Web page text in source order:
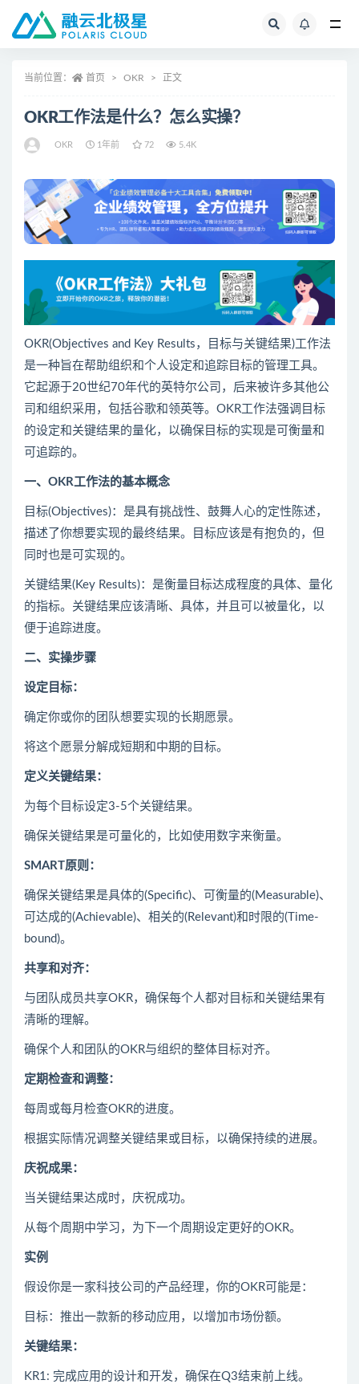
当前位置： 首页 OKR 正文
OKR工作法是什么？怎么实操？
OKR 1年前 72 5.4K
OKR(Objectives and Key Results，目标与关键结果)工作法
是一种旨在帮助组织和个人设定和追踪目标的管理工具。
它起源于20世纪70年代的英特尔公司，后来被许多其他公
司和组织采用，包括谷歌和领英等。OKR工作法强调目标
的设定和关键结果的量化，以确保目标的实现是可衡量和
可追踪的。
一、OKR工作法的基本概念
目标(Objectives)：是具有挑战性、鼓舞人心的定性陈述，
描述了你想要实现的最终结果。目标应该是有抱负的，但
同时也是可实现的。
关键结果(Key Results)：是衡量目标达成程度的具体、量化
的指标。关键结果应该清晰、具体，并且可以被量化，以
便于追踪进度。
二、实操步骤
设定目标：
确定你或你的团队想要实现的长期愿景。
将这个愿景分解成短期和中期的目标。
定义关键结果：
为每个目标设定3-5个关键结果。
确保关键结果是可量化的，比如使用数字来衡量。
SMART原则：
确保关键结果是具体的(Specific)、可衡量的(Measurable)、
可达成的(Achievable)、相关的(Relevant)和时限的(Time-
bound)。
共享和对齐：
与团队成员共享OKR，确保每个人都对目标和关键结果有
清晰的理解。
确保个人和团队的OKR与组织的整体目标对齐。
定期检查和调整：
每周或每月检查OKR的进度。
根据实际情况调整关键结果或目标，以确保持续的进展。
庆祝成果：
当关键结果达成时，庆祝成功。
从每个周期中学习，为下一个周期设定更好的OKR。
实例
假设你是一家科技公司的产品经理，你的OKR可能是：
目标：推出一款新的移动应用，以增加市场份额。
关键结果：
KR1: 完成应用的设计和开发，确保在Q3结束前上线。